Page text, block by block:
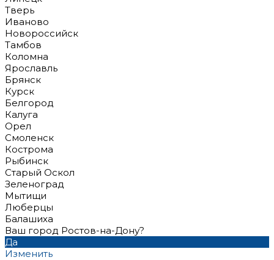
Тверь
Иваново
Новороссийск
Тамбов
Коломна
Ярославль
Брянск
Курск
Белгород
Калуга
Орел
Смоленск
Кострома
Рыбинск
Старый Оскол
Зеленоград
Мытищи
Люберцы
Балашиха
Ваш город Ростов-на-Дону?
Да
Изменить